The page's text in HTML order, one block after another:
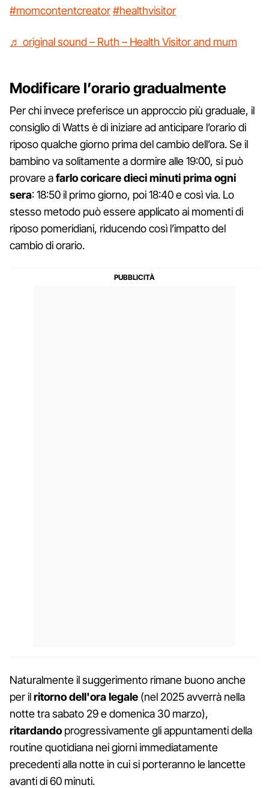
#momcontentcreator#healthvisitor
♬ original sound – Ruth – Health Visitor and mum
Modificare l’orario gradualmente
Per chi invece preferisce un approccio più graduale, il
consiglio di Watts è di iniziare ad anticipare l’orario di
riposo qualche giorno prima del cambio dell’ora. Se il
bambino va solitamente a dormire alle 19:00, si può
provare afarlo coricare dieci minuti prima ogni
sera: 18:50 il primo giorno, poi 18:40 e così via. Lo
stesso metodo può essere applicato ai momenti di
riposo pomeridiani, riducendo così l’impatto del
cambio di orario.
Naturalmente il suggerimento rimane buono anche
per ilritorno dell'ora legale (nel 2025 avverrà nella
notte tra sabato 29 e domenica 30 marzo),
ritardando progressivamente gli appuntamenti della
routine quotidiana nei giorni immediatamente
precedenti alla notte in cui si porteranno le lancette
avanti di 60 minuti.